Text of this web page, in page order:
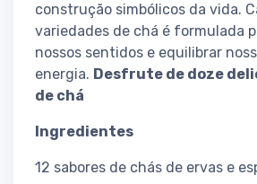
construção simbólicos da vida.
variedades de chá é formulada
nossos sentidos e equilibrar
energia. Desfrute de doze
de chá
Ingredientes
12 sabores de chás de ervas e